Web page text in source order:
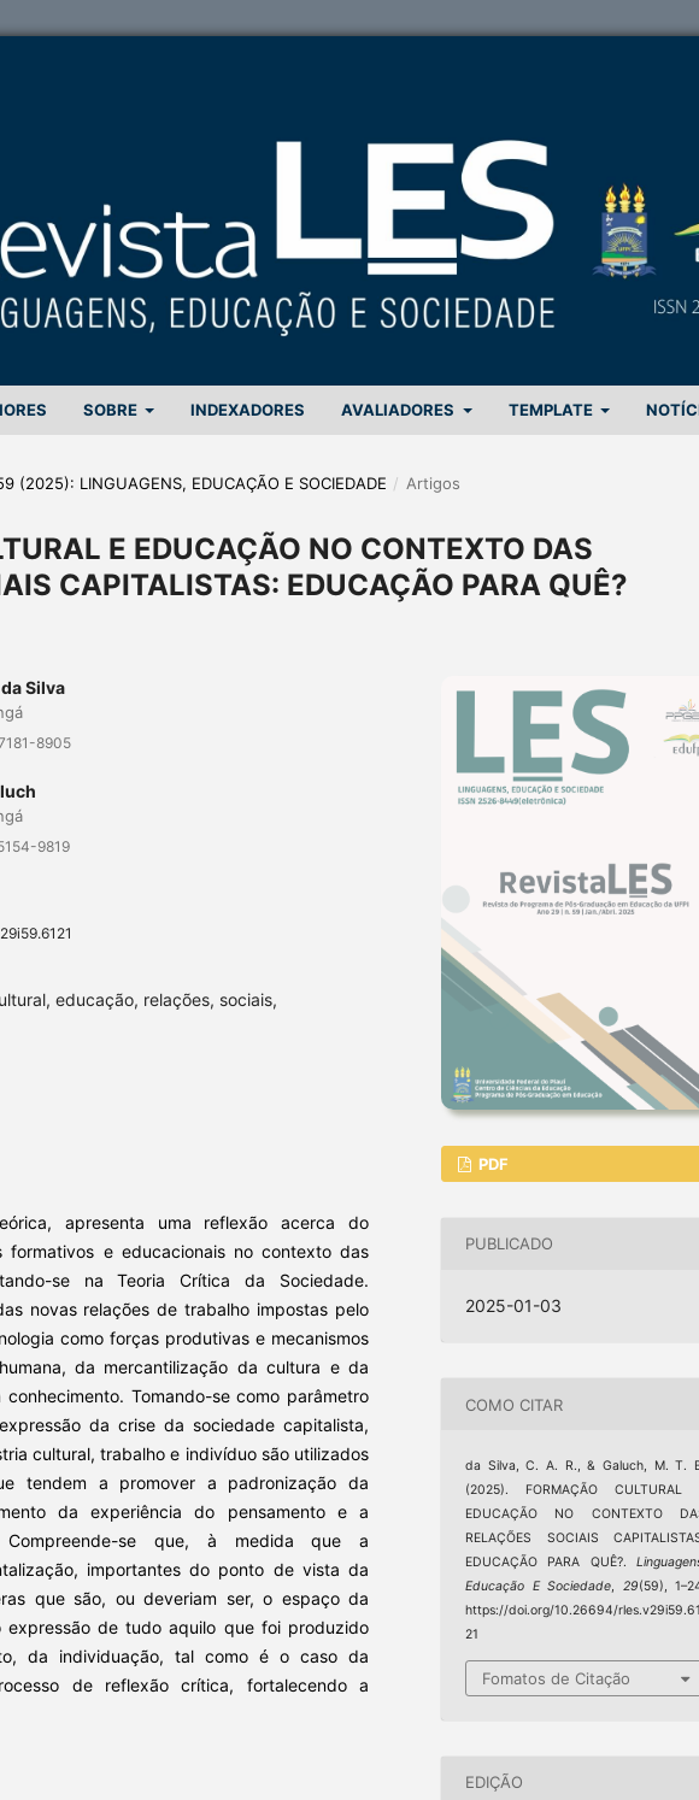
SOBRE INDEXADORES AVALIADORES TEMPLATE
(2025): LINGUAGENS, EDUCAÇÃO E SOCIEDADE / Artigos
E EDUCAÇÃO NO CONTEXTO DAS
CAPITALISTAS: EDUCAÇÃO PARA QUÊ?
Silva
8905
9819
educação, relações, sociais,
apresenta uma reflexão acerca do
formativos e educacionais no contexto das
se na Teoria Crítica da Sociedade.
novas relações de trabalho impostas pelo
como forças produtivas e mecanismos
da mercantilização da cultura e da
Tomando-se como parâmetro
da crise da sociedade capitalista,
cultural, trabalho e indivíduo são utilizados
tendem a promover a padronização da
da experiência do pensamento e a
Compreende-se que, à medida que a
importantes do ponto de vista da
que são, ou deveriam ser, o espaço da
expressão de tudo aquilo que foi produzido
da individuação, tal como é o caso da
de reflexão crítica, fortalecendo a
PDF
PUBLICADO
2025-01-03
COMO CITAR
da Silva, C. A. R., & Galuch, M. T.
(2025). FORMAÇÃO CULTURAL
EDUCAÇÃO NO CONTEXTO
RELAÇÕES SOCIAIS
EDUCAÇÃO PARA QUÊ?.
Educação E Sociedade, 29(59),
https://doi.org/10.26694/
21
Fomatos de Citação
EDIÇÃO